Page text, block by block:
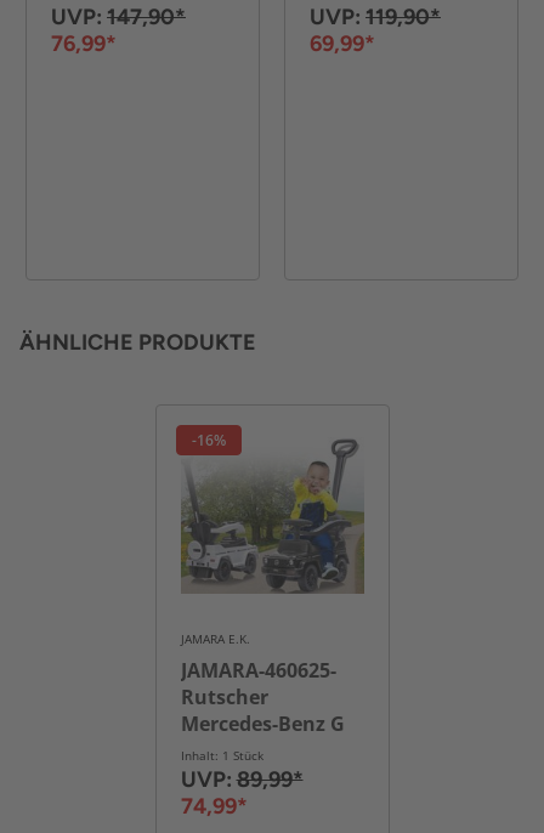
verstellbar Weiß
UVP: 147,90*
76,99*
Zoll Blau
UVP: 119,90*
69,99*
ÄHNLICHE PRODUKTE
-16%
JAMARA E.K.
JAMARA-460625-
Rutscher
Mercedes-Benz G
350 d weiß
Inhalt: 1 Stück
UVP:89,99*
74,99*